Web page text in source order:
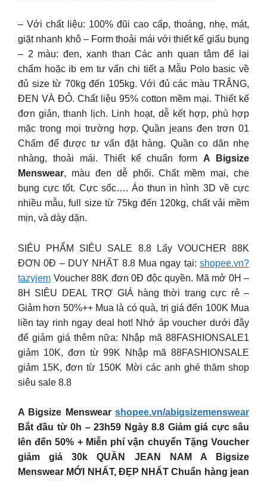
– Với chất liệu: 100% đũi cao cấp, thoáng, nhẹ, mát,
giặt nhanh khô – Form thoải mái với thiết kế giấu bụng
– 2 màu: đen, xanh than Các anh quan tâm để lại
chấm hoặc ib em tư vấn chi tiết ạ Mẫu Polo basic về
đủ size từ 70kg đến 105kg. Với đủ các màu TRẮNG,
ĐEN VÀ ĐỎ. Chất liệu 95% cotton mềm mại. Thiết kế
đơn giản, thanh lịch. Linh hoạt, dễ kết hợp, phù hợp
mặc trong mọi trường hợp. Quần jeans đen trơn 01
Chấm để được tư vấn đặt hàng. Quần co dãn nhẹ
nhàng, thoải mái. Thiết kế chuẩn form A Bigsize
Menswear, màu đen dễ phối. Chất mềm mại, che
bụng cực tốt. Cực sốc…. Áo thun in hình 3D về cực
nhiều mẫu, full size từ 75kg đến 120kg, chất vải mềm
mịn, và dày dặn.
SIÊU PHẨM SIÊU SALE 8.8 Lấy VOUCHER 88K
ĐƠN 0Đ – DUY NHẤT 8.8 Mua ngay tại: shopee.vn?
tazyjem Voucher 88K đơn 0Đ độc quyền. Mã mở 0H –
8H SIÊU DEAL TRỢ GIÁ hàng thời trang cực rẻ –
Giảm hơn 50%++ Mua là có quà, trị giá đến 100K Mua
liền tay rinh ngay deal hot! Nhớ áp voucher dưới đây
để giảm giá thêm nữa: Nhập mã 88FASHIONSALE1
giảm 10K, đơn từ 99K Nhập mã 88FASHIONSALE
giảm 15K, đơn từ 150K Mời các anh ghé thăm shop
siêu sale 8.8
A Bigsize Menswear shopee.vn/abigsizemenswear
Bắt đầu từ 0h – 23h59 Ngày 8.8 Giảm giá cực sâu
lên đến 50% + Miễn phí vận chuyển Tặng Voucher
giảm giá 30k QUẦN JEAN NAM A Bigsize
Menswear MỚI NHẤT, ĐẸP NHẤT Chuẩn hàng jean